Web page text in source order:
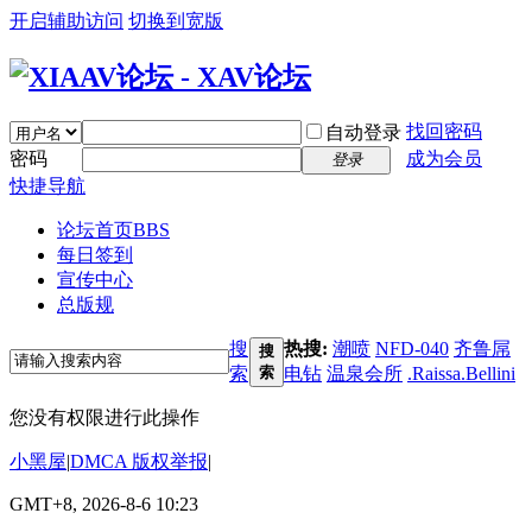
开启辅助访问 切换到宽版
自动登录 找回密码
密码
登录
成为会员
快捷导航
论坛首页BBS
每日签到
宣传中心
总版规
搜
索
搜
索
热搜: 潮喷 NFD-040 齐鲁屌
电钻 温泉会所 .Raissa.Bellini
您没有权限进行此操作
小黑屋|DMCA 版权举报|
GMT+8, 2026-8-6 10:23